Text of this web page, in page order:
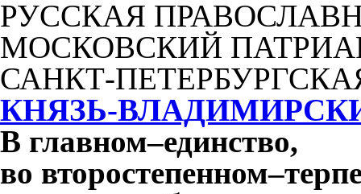
РУССКАЯ
МОСКОВСКИЙ
САНКТ-
КНЯЗЬ-
В главном–единство,
во второстепенном–